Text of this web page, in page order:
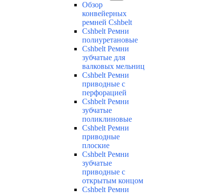
Обзор
конвейерных
ремней Cshbelt
Cshbelt Ремни
полиуретановые
Cshbelt Ремни
зубчатые для
валковых мельниц
Cshbelt Ремни
приводные с
перфорацией
Cshbelt Ремни
зубчатые
поликлиновые
Cshbelt Ремни
приводные
плоские
Cshbelt Ремни
зубчатые
приводные с
открытым концом
Cshbelt Ремни